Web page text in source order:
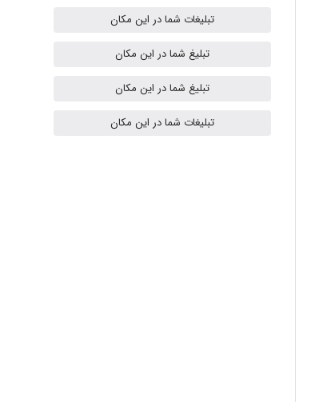
ilhan200
تبلیغات شما در این مکان
تبلیغ شما در این مکان
تبلیغ شما در این مکان
تبلیغات شما در این مکان